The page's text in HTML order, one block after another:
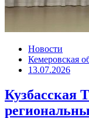
Новости
Кемеровская
13.07.2026
Кузбасская